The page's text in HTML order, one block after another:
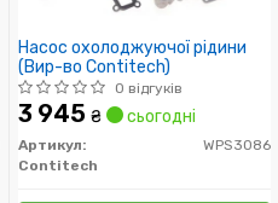
Насос охолоджуючої рідини
(Вир-во Contitech)
0 відгуків
3 945 ₴ сьогодні
Артикул:
WPS3086
Contitech